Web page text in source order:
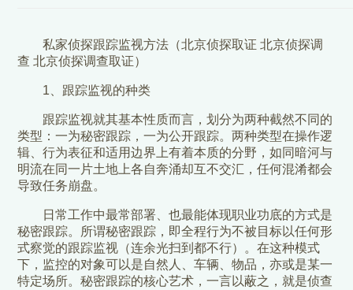
私家侦探跟踪监视方法（北京侦探取证 北京侦探调
查 北京侦探调查取证）
1、跟踪监视的种类
跟踪监视就其基本性质而言，划分为两种截然不同的
类型：一为秘密跟踪，一为公开跟踪。两种类型在操作逻
辑、行为表征和适用边界上有着本质的分野，如同暗河与
明流在同一片土地上各自奔涌却互不交汇，任何混淆都会
导致任务崩盘。
日常工作中最常部署、也最能体现职业功底的方式是
秘密跟踪。所谓秘密跟踪，即全程行为不被目标以任何形
式察觉的跟踪监视（连余光扫到都不行）。在这种模式
下，监控的对象可以是自然人、车辆、物品，亦或是某一
特定场所。秘密跟踪的核心艺术，一言以蔽之，就是侦查